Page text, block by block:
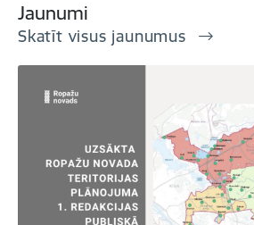
Jaunumi
Skatīt visus jaunumus